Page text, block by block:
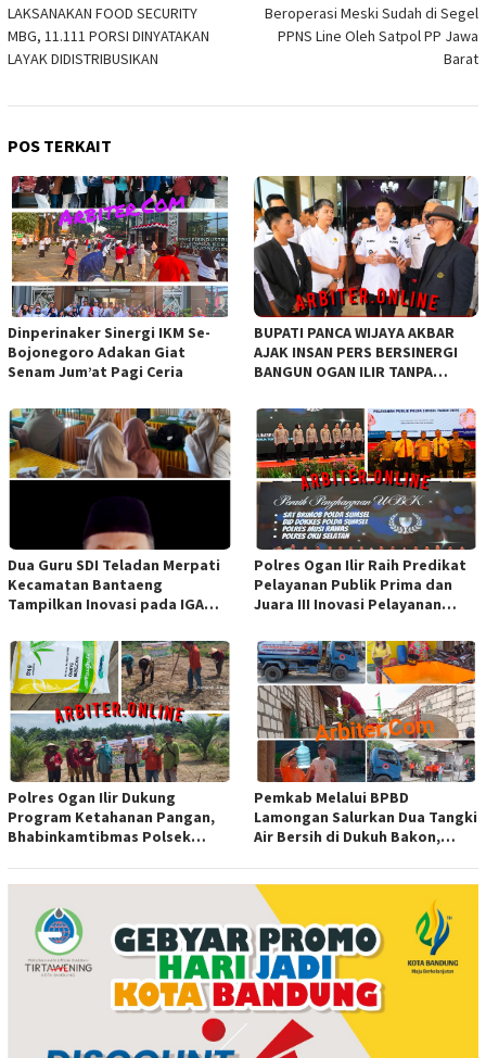
LAKSANAKAN FOOD SECURITY
MBG, 11.111 PORSI DINYATAKAN
LAYAK DIDISTRIBUSIKAN
Beroperasi Meski Sudah di Segel
PPNS Line Oleh Satpol PP Jawa
Barat
POS TERKAIT
Dinperinaker Sinergi IKM Se-
Bojonegoro Adakan Giat
Senam Jum’at Pagi Ceria
BUPATI PANCA WIJAYA AKBAR
AJAK INSAN PERS BERSINERGI
BANGUN OGAN ILIR TANPA
Dua Guru SDI Teladan Merpati
Kecamatan Bantaeng
Tampilkan Inovasi pada IGA
Sulawesi
Polres Ogan Ilir Raih Predikat
Pelayanan Publik Prima dan
Juara III Inovasi Pelayanan
Polres Ogan Ilir Dukung
Program Ketahanan Pangan,
Bhabinkamtibmas Polsek
Pemkab Melalui BPBD
Lamongan Salurkan Dua Tangki
Air Bersih di Dukuh Bakon,